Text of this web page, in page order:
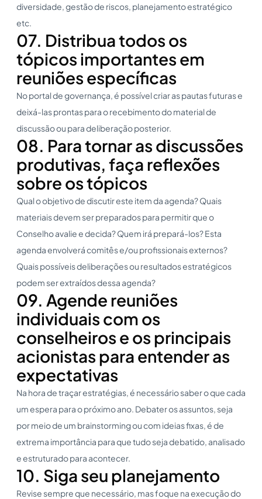
diversidade, gestão de riscos, planejamento estratégico
etc.
07. Distribua todos os
tópicos importantes em
reuniões específicas
No portal de governança, é possível criar as pautas futuras e
deixá-las prontas para o recebimento do material de
discussão ou para deliberação posterior.
08. Para tornar as discussões
produtivas, faça reflexões
sobre os tópicos
Qual o objetivo de discutir este item da agenda? Quais
materiais devem ser preparados para permitir que o
Conselho avalie e decida? Quem irá prepará-los? Esta
agenda envolverá comitês e/ou profissionais externos?
Quais possíveis deliberações ou resultados estratégicos
podem ser extraídos dessa agenda?
09. Agende reuniões
individuais com os
conselheiros e os principais
acionistas para entender as
expectativas
Na hora de traçar estratégias, é necessário saber o que cada
um espera para o próximo ano. Debater os assuntos, seja
por meio de um brainstorming ou com ideias fixas, é de
extrema importância para que tudo seja debatido, analisado
e estruturado para acontecer.
10. Siga seu planejamento
Revise sempre que necessário, mas foque na execução do